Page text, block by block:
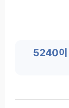
5240이